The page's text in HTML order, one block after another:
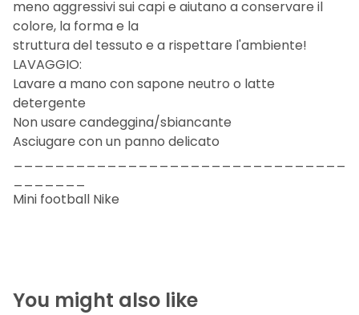
meno aggressivi sui capi e aiutano a conservare il
colore, la forma e la
struttura del tessuto e a rispettare l'ambiente!
LAVAGGIO:
Lavare a mano con sapone neutro o latte
detergente
Non usare candeggina/sbiancante
Asciugare con un panno delicato
Mini football Nike
You might also like